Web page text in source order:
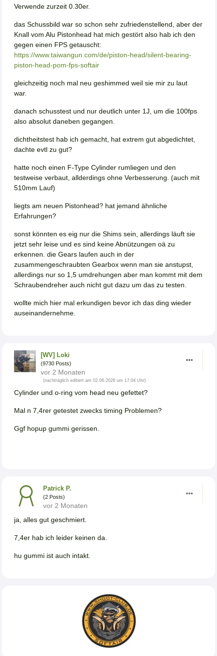
Verwende zurzeit 0.30er.
das Schussbild war so schon sehr zufriedenstellend, aber der
Knall vom Alu Pistonhead hat mich gestört also hab ich den
gegen einen FPS getauscht:
https://www.taiwangun.com/de/piston-head/silent-bearing-
piston-head-pom-fps-softair
gleichzeitig noch mal neu geshimmed weil sie mir zu laut
war.
danach schusstest und nur deutlich unter 1J, um die 100fps
also absolut daneben gegangen.
dichtheitstest hab ich gemacht, hat extrem gut abgedichtet,
dachte evtl zu gut?
hatte noch einen F-Type Cylinder rumliegen und den
testweise verbaut, allderdings ohne Verbesserung. (auch mit
510mm Lauf)
liegts am neuen Pistonhead? hat jemand ähnliche
Erfahrungen?
sonst könnten es eig nur die Shims sein, allerdings läuft sie
jetzt sehr leise und es sind keine Abnützungen oä zu
erkennen. die Gears laufen auch in der
zusammengeschraubten Gearbox wenn man sie anstupst,
allerdings nur so 1,5 umdrehungen aber man kommt mit dem
Schraubendreher auch nicht gut dazu um das zu testen.
wollte mich hier mal erkundigen bevor ich das ding wieder
auseinandernehme.
[WV] Loki
(9730 Posts)
vor 2 Monaten
(nachträglich editiert am 02.06.2026 um 17:04 Uhr)
Cylinder und o-ring vom head neu gefettet?
Mal n 7,4rer getestet zwecks timing Problemen?
Ggf hopup gummi gerissen.
Patrick P.
(2 Posts)
vor 2 Monaten
ja, alles gut geschmiert.
7,4er hab ich leider keinen da.
hu gummi ist auch intakt.